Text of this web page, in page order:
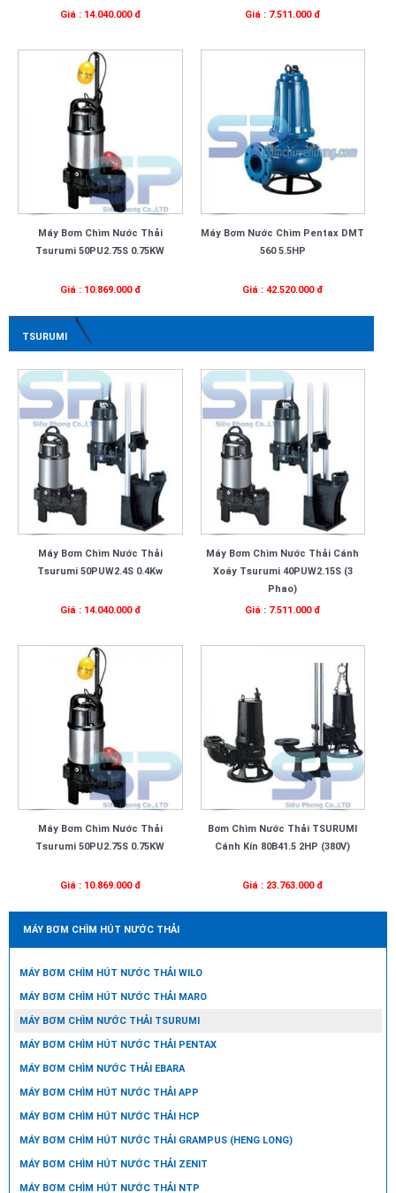
Giá : 14.040.000 đ
Giá : 7.511.000 đ
Máy Bơm Chìm Nước Thải
Tsurumi 50PU2.75S 0.75KW
Giá : 10.869.000 đ
Máy Bơm Nước Chìm Pentax DMT
560 5.5HP
Giá : 42.520.000 đ
TSURUMI
Máy Bơm Chìm Nước Thải
Tsurumi 50PUW2.4S 0.4Kw
Giá : 14.040.000 đ
Máy Bơm Chìm Nước Thải Cánh
Xoáy Tsurumi 40PUW2.15S (3
Phao)
Giá : 7.511.000 đ
Máy Bơm Chìm Nước Thải
Tsurumi 50PU2.75S 0.75KW
Giá : 10.869.000 đ
Bơm Chìm Nước Thải TSURUMI
Cánh Kín 80B41.5 2HP (380V)
Giá : 23.763.000 đ
MÁY BƠM CHÌM HÚT NƯỚC THẢI
MÁY BƠM CHÌM HÚT NƯỚC THẢI WILO
MÁY BƠM CHÌM HÚT NƯỚC THẢI MARO
MÁY BƠM CHÌM NƯỚC THẢI TSURUMI
MÁY BƠM CHÌM HÚT NƯỚC THẢI PENTAX
MÁY BƠM CHÌM NƯỚC THẢI EBARA
MÁY BƠM CHÌM HÚT NƯỚC THẢI APP
MÁY BƠM CHÌM HÚT NƯỚC THẢI HCP
MÁY BƠM CHÌM HÚT NƯỚC THẢI GRAMPUS (HENG LONG)
MÁY BƠM CHÌM HÚT NƯỚC THẢI ZENIT
MÁY BƠM CHÌM HÚT NƯỚC THẢI NTP